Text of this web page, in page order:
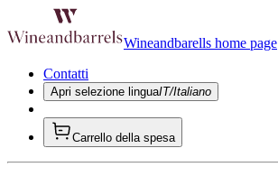
Wineandbarells home page
Contatti
Apri selezione linguaIT/Italiano
Carrello della spesa